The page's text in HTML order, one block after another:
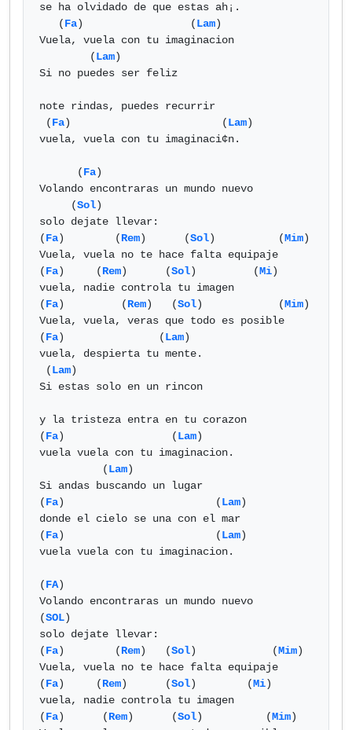
se ha olvidado de que estas ah¡.
   (
Fa)                 (Lam)
Vuela, vuela con tu imaginacion
	(
Lam)
Si no puedes ser feliz
note rindas, puedes recurrir
(Fa)                        (Lam)
vuela, vuela con tu imaginaci¢n.
      (
Fa)
Volando encontraras un mundo nuevo
     (
Sol)
solo dejate llevar:
(Fa)        (Rem)      (Sol)          (Mim)
Vuela, vuela no te hace falta equipaje
(Fa)     (Rem)      (Sol)         (Mi)
vuela, nadie controla tu imagen
(Fa)         (Rem)   (Sol)            (Mim)
Vuela, vuela, veras que todo es posible
(Fa)               (Lam)
vuela, despierta tu mente.
(Lam)
Si estas solo en un rincon
y la tristeza entra en tu corazon
(Fa)                 (Lam)
vuela vuela con tu imaginacion.
          (
Lam)
Si andas buscando un lugar
(Fa)                        (Lam)
donde el cielo se una con el mar
(Fa)                        (Lam)
vuela vuela con tu imaginacion.
(FA)
Volando encontraras un mundo nuevo
(SOL)
solo dejate llevar:
(Fa)        (Rem)   (Sol)            (Mim)
Vuela, vuela no te hace falta equipaje
(Fa)     (Rem)      (Sol)        (Mi)
vuela, nadie controla tu imagen
(Fa)      (Rem)      (Sol)          (Mim)